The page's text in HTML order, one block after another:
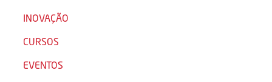
INOVAÇÃO
CURSOS
EVENTOS